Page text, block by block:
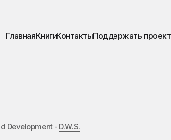
ГлавнаяКнигиКонтактыПоддержать проект
Development - D.W.S.